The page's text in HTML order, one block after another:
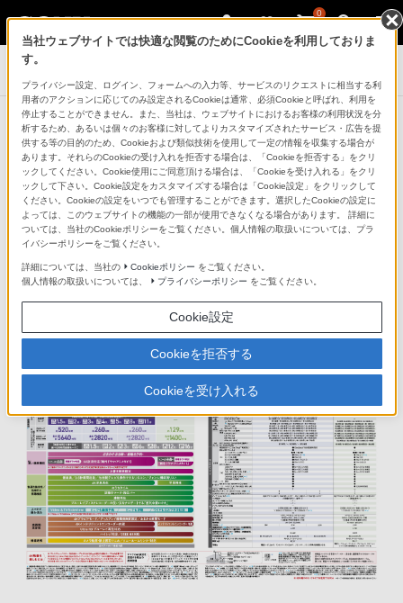
0
ブルーレイディスクレコーダー
比較表
ブルーレイディスク/DVDレコーダーの詳細比較はこちら
サムネイルをタップしてください（PDF:3.72MB）
※比較表内の商品画像をクリックして頂くと、
各商品情報ページをご覧になれます
当社ウェブサイトでは快適な閲覧のためにCookieを利用しておりま
す。
プライバシー設定、ログイン、フォームへの入力等、サービスのリクエストに相当する利
用者のアクションに応じてのみ設定されるCookieは通常、必須Cookieと呼ばれ、利用を
停止することができません。また、当社は、ウェブサイトにおけるお客様の利用状況を分
析するため、あるいは個々のお客様に対してよりカスタマイズされたサービス・広告を提
供する等の目的のため、Cookieおよび類似技術を使用して一定の情報を収集する場合が
あります。それらのCookieの受け入れを拒否する場合は、「Cookieを拒否する」をクリ
ックしてください。Cookie使用にご同意頂ける場合は、「Cookieを受け入れる」をクリ
ックして下さい。Cookie設定をカスタマイズする場合は「Cookie設定」をクリックして
ください。Cookieの設定をいつでも管理することができます。選択したCookieの設定に
よっては、このウェブサイトの機能の一部が使用できなくなる場合があります。 詳細に
ついては、当社のCookieポリシーをご覧ください。個人情報の取扱いについては、プラ
イバシーポリシーをご覧ください。
詳細については、当社の Cookieポリシー をご覧ください。
個人情報の取扱いについては、
プライバシーポリシー をご覧ください。
Cookie設定
Cookieを拒否する
Cookieを受け入れる